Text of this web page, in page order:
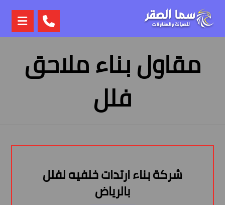
مقاول بناء ملاحق
فلل
شركة بناء ارتدات خلفيه لفلل
بالرياض